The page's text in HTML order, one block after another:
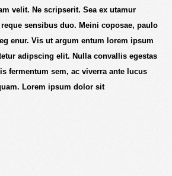
velit. Ne scripserit. Sea ex utamur
sensibus duo. Meini coposae, paulo
enur. Vis ut argum entum lorem ipsum
adipscing elit. Nulla convallis egestas
fermentum sem, ac viverra ante lucus
Lorem ipsum dolor sit